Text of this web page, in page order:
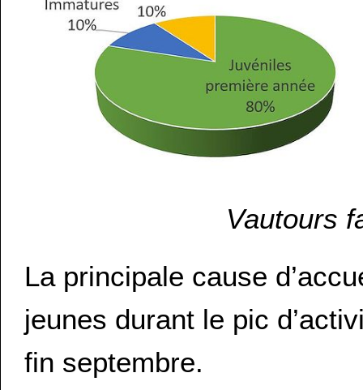
Vautours
La principale cause
jeunes durant le pic
fin septembre.